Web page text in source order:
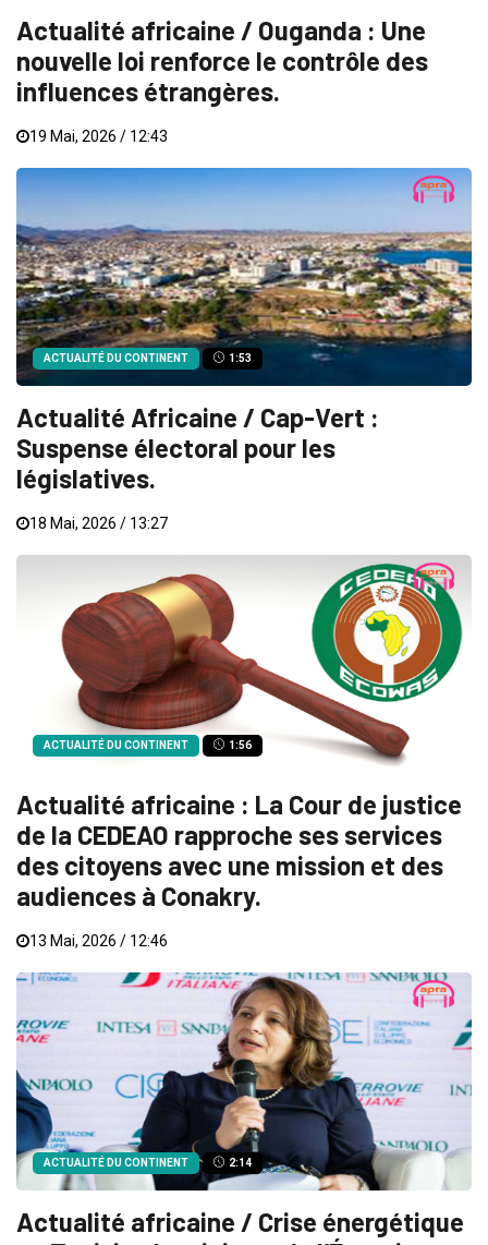
Actualité africaine / Ouganda : Une
nouvelle loi renforce le contrôle des
influences étrangères.
19 Mai, 2026 / 12:43
ACTUALITÉ DU CONTINENT 1:53
Actualité Africaine / Cap-Vert :
Suspense électoral pour les
législatives.
18 Mai, 2026 / 13:27
ACTUALITÉ DU CONTINENT 1:56
Actualité africaine : La Cour de justice
de la CEDEAO rapproche ses services
des citoyens avec une mission et des
audiences à Conakry.
13 Mai, 2026 / 12:46
ACTUALITÉ DU CONTINENT 2:14
Actualité africaine / Crise énergétique